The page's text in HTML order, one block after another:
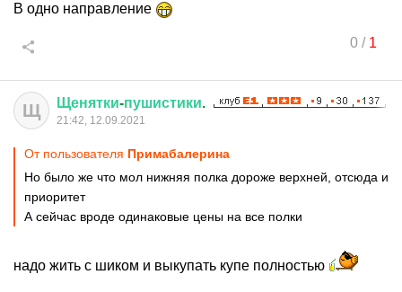
В одно направление
0/ 1
Щ Щенятки-пушистики.
21:42, 12.09.2021
От пользователя Примaбaлерина
Но было же что мол нижняя полка дороже верхней, отсюда и
приоритет
А сейчас вроде одинаковые цены на все полки
надо жить с шиком и выкупать купе полностью